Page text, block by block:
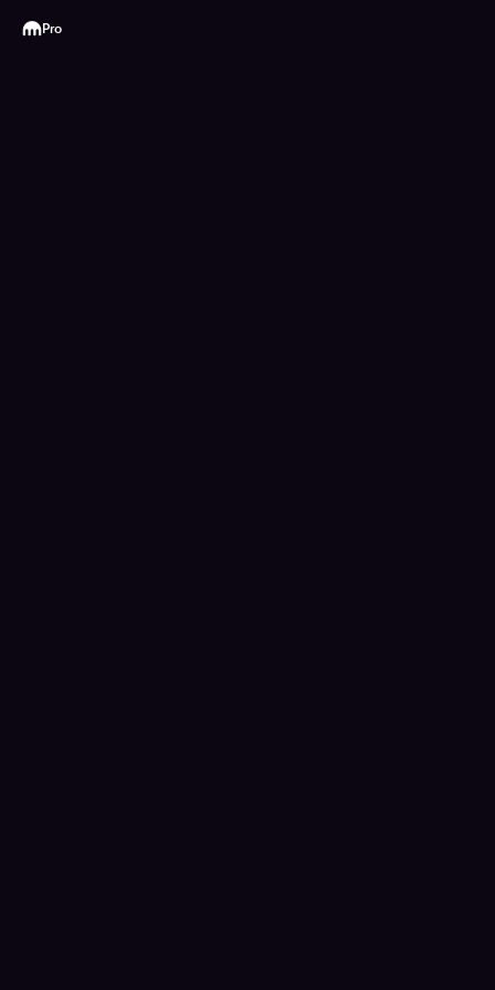
Kraken
Pro